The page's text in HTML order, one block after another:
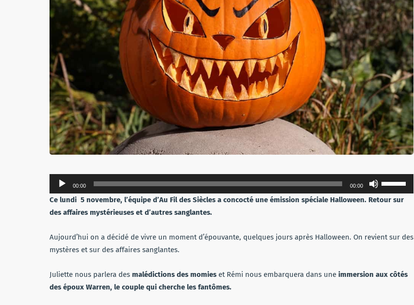
Lecteur
audio
00:00 00:00
les
flèches
Ce lundi 5 novembre, l’équipe d’Au Fil des Siècles a concocté une émission spéciale Halloween. Retour sur
des affaires mystérieuses et d’autres sanglantes.
Aujourd’hui on a décidé de vivre un moment d’épouvante, quelques jours après Halloween. On revient sur des
mystères et sur des affaires sanglantes.
Juliette nous parlera des malédictions des momies et Rémi nous embarquera dans une immersion aux côtés
des époux Warren, le couple qui cherche les fantômes.